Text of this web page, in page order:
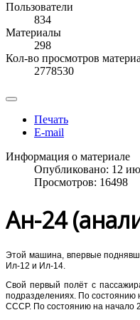
Пользователи
834
Материалы
298
Кол-во просмотров
2778530
Печать
E-mail
Информация о материале
Опубликовано: 12
Просмотров: 16498
Ан-24
Этой машина, впервые
Ил-12 и Ил-14.
Свой первый полёт с
подразделениях. По состоянию
СССР. По состоянию на начало